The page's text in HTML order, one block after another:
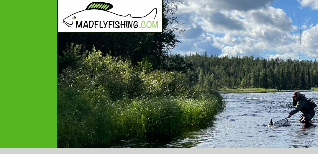
Panneau de gestion des cookies